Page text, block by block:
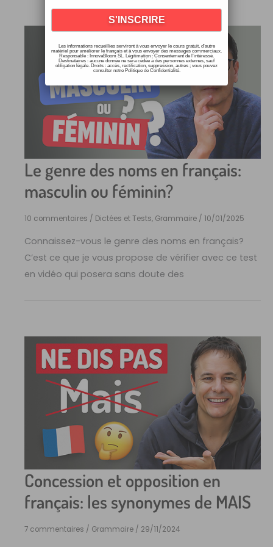
Le genre des noms en français:
masculin ou féminin?
10 commentaires / Dictées et Tests, Grammaire / 10/01/2025
Connaissez-vous le genre des noms en français?
C’est ce que je vous propose de vérifier avec ce test
en vidéo qui posera sans doute des
Concession et opposition en
français: les synonymes de MAIS
7 commentaires / Grammaire / 29/11/2024
Les informations recueillies serviront à vous envoyer le cours gratuit, d’autre
matériel pour améliorer le français et à vous envoyer des messages commerciaux.
Responsable : InnovaBloom SL. Légitimation : Consentement de l’intéressé.
Destinataires : aucune donnée ne sera cédée à des personnes externes, sauf
obligation légale. Droits : accès, rectification, suppression, autres ; vous pouvez
consulter notre Politique de Confidentialité.